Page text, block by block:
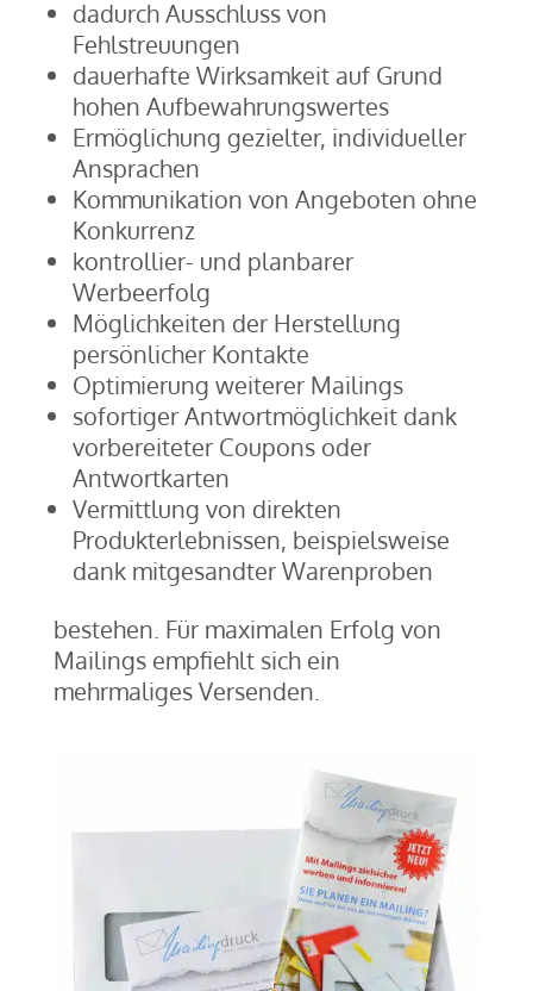
dadurch Ausschluss von
Fehlstreuungen
dauerhafte Wirksamkeit auf Grund
hohen Aufbewahrungswertes
Ermöglichung gezielter, individueller
Ansprachen
Kommunikation von Angeboten ohne
Konkurrenz
kontrollier- und planbarer
Werbeerfolg
Möglichkeiten der Herstellung
persönlicher Kontakte
Optimierung weiterer Mailings
sofortiger Antwortmöglichkeit dank
vorbereiteter Coupons oder
Antwortkarten
Vermittlung von direkten
Produkterlebnissen, beispielsweise
dank mitgesandter Warenproben
bestehen. Für maximalen Erfolg von
Mailings empfiehlt sich ein
mehrmaliges Versenden.